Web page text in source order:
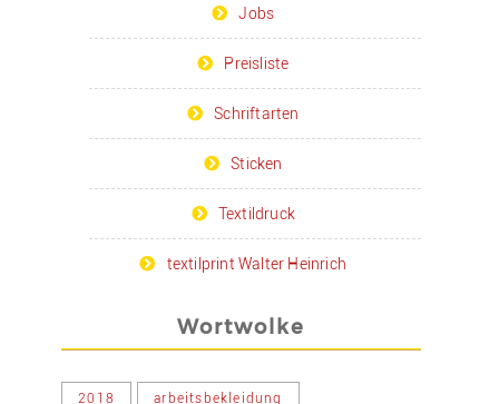
Jobs
Preisliste
Schriftarten
Sticken
Textildruck
textilprint Walter Heinrich
Wortwolke
2018 arbeitsbekleidung